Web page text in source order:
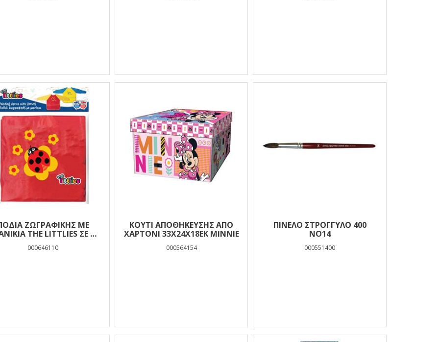
ΖΩΓΡΑΦΙΚΉΣ ΜΕ
THE LITTLIES ΣΕ 2
000646110
ΚΟΥΤΙ ΑΠΟΘΗΚΕΥΣΗΣ ΑΠΟ
ΧΑΡΤΟΝΙ 33Χ24Χ18ΕΚ MINNIE
000564154
ΠΙΝΕΛΟ ΣΤΡΟΓΓΥΛΟ 400
ΝΟ14
000551400